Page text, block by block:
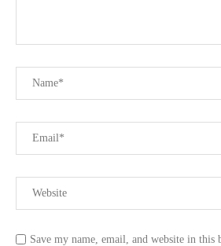
Save my name, email, and website in